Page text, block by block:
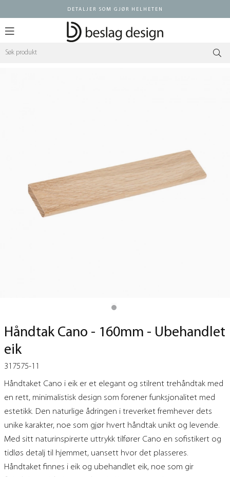
DETALJER SOM GJØR HELHETEN
Håndtak Cano - 160mm - Ubehandlet
eik
317575-11
Håndtaket Cano i eik er et elegant og stilrent trehåndtak med
en rett, minimalistisk design som forener funksjonalitet med
estetikk. Den naturlige ådringen i treverket fremhever dets
unike karakter, noe som gjør hvert håndtak unikt og levende.
Med sitt naturinspirerte uttrykk tilfører Cano en sofistikert og
tidløs detalj til hjemmet, uansett hvor det plasseres.
Håndtaket finnes i eik og ubehandlet eik, noe som gir